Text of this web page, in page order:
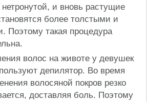
нетронутой, и вновь растущие
более толстыми и
Поэтому такая процедура
волос на животе у девушек
депилятор. Во время
волосяной покров резко
доставляя боль. Поэтому